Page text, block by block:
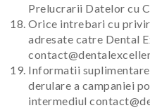
Prelucrarii Datelor cu
Orice intrebari cu
adresate catre Dental
Informatii
derulare a campaniei
intermediul